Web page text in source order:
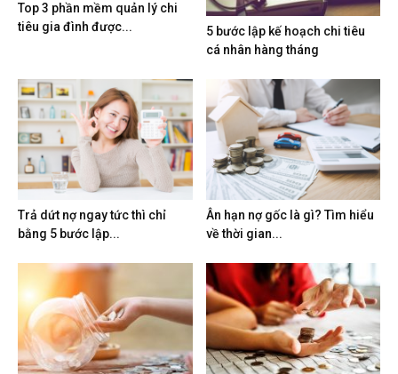
Top 3 phần mềm quản lý chi
tiêu gia đình được...
5 bước lập kế hoạch chi tiêu
cá nhân hàng tháng
Trả dứt nợ ngay tức thì chỉ
bằng 5 bước lập...
Ân hạn nợ gốc là gì? Tìm hiểu
về thời gian...